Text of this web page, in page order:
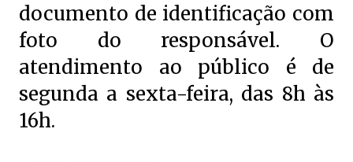
documento de identificação com
foto do responsável. O
atendimento ao público é de
segunda a sexta-feira, das 8h às
16h.